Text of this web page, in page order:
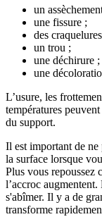
un
une fissure ;
des
un trou ;
une déchirure ;
une
L’usure, les
températures
du support.
Il est important de ne
la surface lorsque
Plus vous repoussez
l’accroc
s'abîmer. Il y a de
transforme